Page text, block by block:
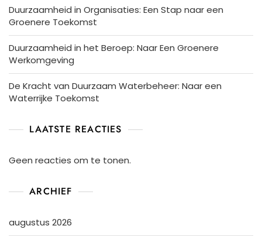
Duurzaamheid in Organisaties: Een Stap naar een
Groenere Toekomst
Duurzaamheid in het Beroep: Naar Een Groenere
Werkomgeving
De Kracht van Duurzaam Waterbeheer: Naar een
Waterrijke Toekomst
LAATSTE REACTIES
Geen reacties om te tonen.
ARCHIEF
augustus 2026